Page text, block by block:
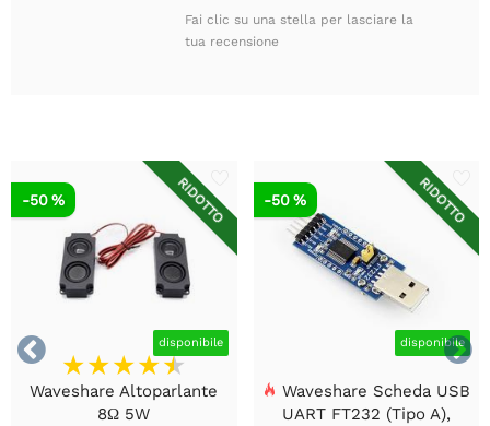
Fai clic su una stella per lasciare la
tua recensione


RIDOTTO
disponibile
-50 %
Waveshare Altoparlante
8Ω 5W
RIDOTTO
disponibile
-50 %
Waveshare Scheda USB
UART FT232 (Tipo A),